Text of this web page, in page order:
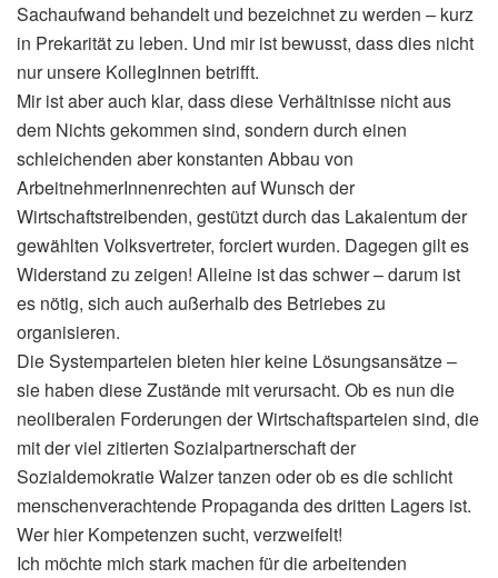
Sachaufwand behandelt und bezeichnet zu werden – kurz
in Prekarität zu leben. Und mir ist bewusst, dass dies nicht
nur unsere KollegInnen betrifft.
Mir ist aber auch klar, dass diese Verhältnisse nicht aus
dem Nichts gekommen sind, sondern durch einen
schleichenden aber konstanten Abbau von
ArbeitnehmerInnenrechten auf Wunsch der
Wirtschaftstreibenden, gestützt durch das Lakaientum der
gewählten Volksvertreter, forciert wurden. Dagegen gilt es
Widerstand zu zeigen! Alleine ist das schwer – darum ist
es nötig, sich auch außerhalb des Betriebes zu
organisieren.
Die Systemparteien bieten hier keine Lösungsansätze –
sie haben diese Zustände mit verursacht. Ob es nun die
neoliberalen Forderungen der Wirtschaftsparteien sind, die
mit der viel zitierten Sozialpartnerschaft der
Sozialdemokratie Walzer tanzen oder ob es die schlicht
menschenverachtende Propaganda des dritten Lagers ist.
Wer hier Kompetenzen sucht, verzweifelt!
Ich möchte mich stark machen für die arbeitenden